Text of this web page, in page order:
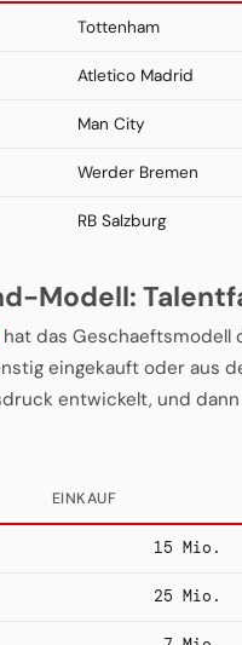
Tottenham
Atletico Madrid
Man City
Werder Bremen
RB Salzburg
Modell:
hat das Geschaeftsmodell
eingekauft oder aus
entwickelt, und
EINKAUF
15 Mio.
25 Mio.